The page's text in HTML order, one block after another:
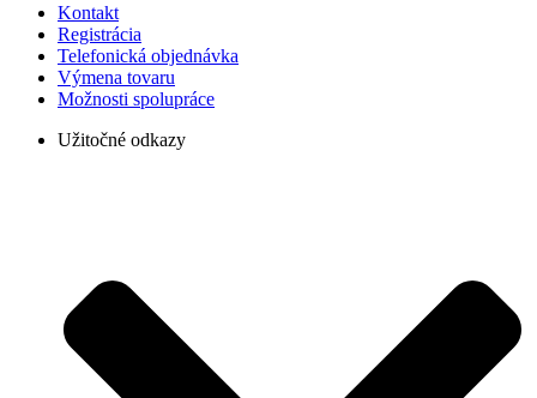
Kontakt
Registrácia
Telefonická objednávka
Výmena tovaru
Možnosti spolupráce
Užitočné odkazy